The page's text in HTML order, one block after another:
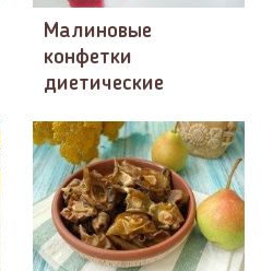
Малиновые
конфетки
диетические